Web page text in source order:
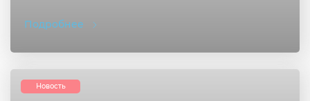
Подробнее
Новость